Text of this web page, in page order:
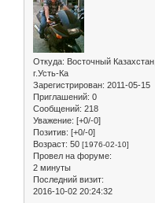
Откуда: Восточный Казахстан,
г.Усть-Ка
Зарегистрирован: 2011-05-15
Приглашений: 0
Сообщений: 218
Уважение: [+0/-0]
Позитив: [+0/-0]
Возраст: 50 [1976-02-10]
Провел на форуме:
2 минуты
Последний визит:
2016-10-02 20:24:32